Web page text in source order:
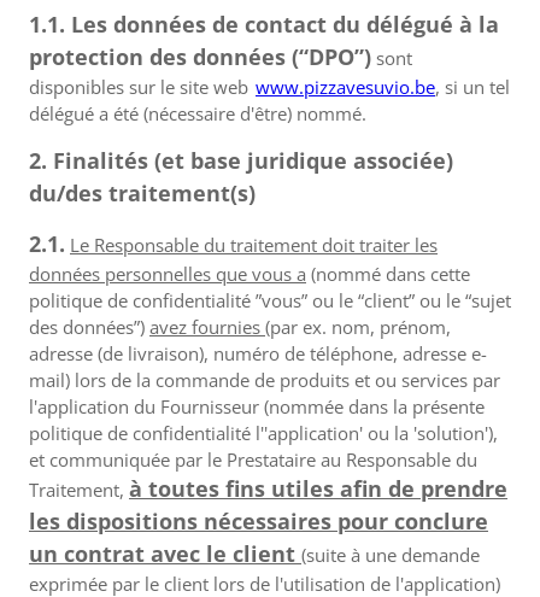
1.1. Les données de contact du délégué à la
protection des données (“DPO”) sont
disponibles sur le site web www.pizzavesuvio.be, si un tel
délégué a été (nécessaire d'être) nommé.
2. Finalités (et base juridique associée)
du/des traitement(s)
2.1. Le Responsable du traitement doit traiter les
données personnelles que vous a (nommé dans cette
politique de confidentialité ”vous” ou le “client” ou le “sujet
des données”) avez fournies (par ex. nom, prénom,
adresse (de livraison), numéro de téléphone, adresse e-
mail) lors de la commande de produits et ou services par
l'application du Fournisseur (nommée dans la présente
politique de confidentialité l''application' ou la 'solution'),
et communiquée par le Prestataire au Responsable du
Traitement, à toutes fins utiles afin de prendre
les dispositions nécessaires pour conclure
un contrat avec le client (suite à une demande
exprimée par le client lors de l'utilisation de l'application)